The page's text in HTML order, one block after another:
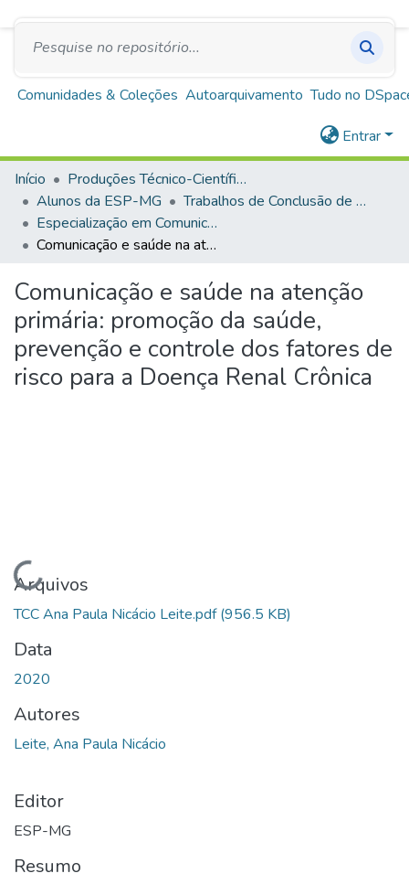
Repositório Institucional Escola de Saúde Pública
de Minas Gerais
Comunidades & Coleções Autoarquivamento Tudo no
Entrar
Início
Produções Técnico-Científicas
Alunos da ESP-MG
Trabalhos de Conclusão de Curso
Especialização em Comunicação e Saúde
Comunicação e saúde na atenção primária: promoção da saúde, prevenção e controle dos fatores de risco para a Doença Renal Crônica
Comunicação e saúde na atenção
primária: promoção da saúde,
prevenção e controle dos fatores de
risco para a Doença Renal Crônica
Carregando...
Arquivos
TCC Ana Paula Nicácio Leite.pdf(956.5 KB)
Data
2020
Autores
Leite, Ana Paula Nicácio
Editor
ESP-MG
Resumo